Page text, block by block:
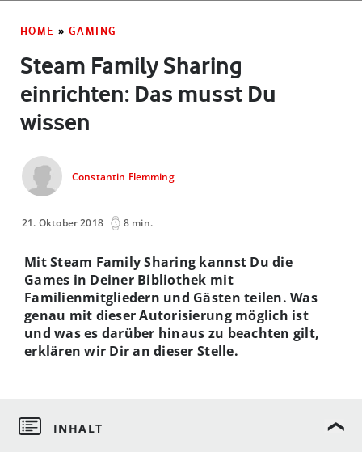
HOME » GAMING
Steam Family Sharing
einrichten: Das musst Du
wissen
Constantin Flemming
21. Oktober 2018 8 min.
Mit Steam Family Sharing kannst Du die
Games in Deiner Bibliothek mit
Familienmitgliedern und Gästen teilen. Was
genau mit dieser Autorisierung möglich ist
und was es darüber hinaus zu beachten gilt,
erklären wir Dir an dieser Stelle.